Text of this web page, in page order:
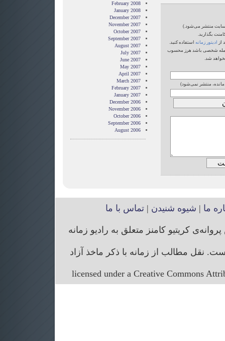
منتشر می‌شود.)
بگذارید.
از
ادیتور زمانه استفاده کنید.
حمله شخصی باشد هرز محسوب
شد.
مانده، منتشر نمی‌شود)
February 2008
January 2008
December 2007
November 2007
October 2007
September 2007
August 2007
July 2007
June 2007
May 2007
April 2007
March 2007
February 2007
January 2007
December 2006
November 2006
October 2006
September 2006
August 2006
ما | شیوه شنیدن |تماس با ما
کریتیو کامنز متعلق به رادیو زمانه
نقل مطالب از زمانه با ذکر ماخذ آزاد
licensed under a Creative Commons